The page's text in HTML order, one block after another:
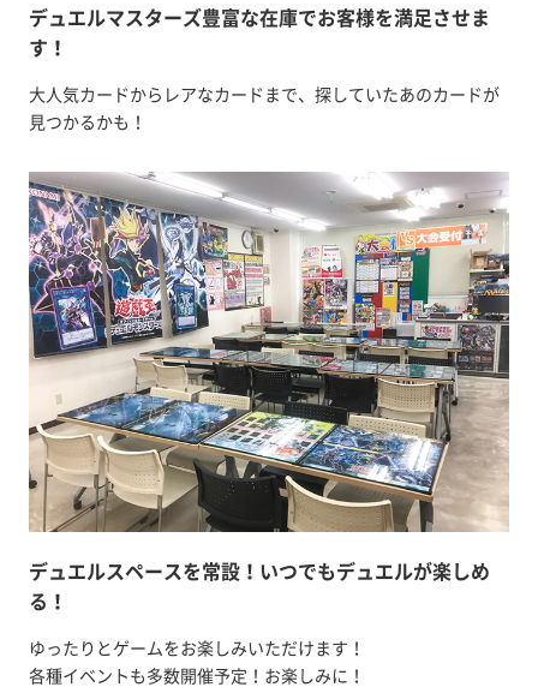
デュエルマスターズ豊富な在庫でお客様を満足させま
す！
大人気カードからレアなカードまで、探していたあのカードが
見つかるかも！
デュエルスペースを常設！いつでもデュエルが楽しめ
る！
ゆったりとゲームをお楽しみいただけます！
各種イベントも多数開催予定！お楽しみに！